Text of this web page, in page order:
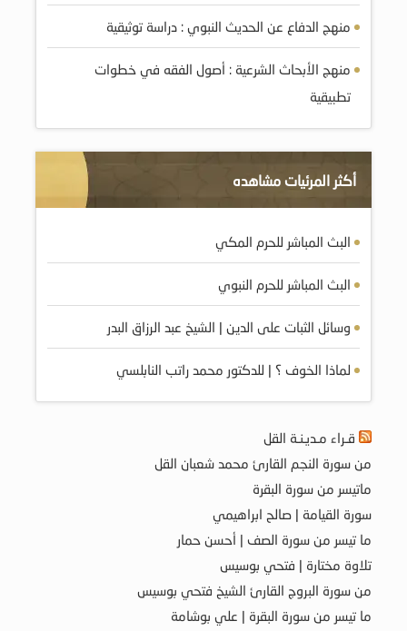
منهج الدفاع عن الحديث النبوي : دراسة توثيقية
منهج الأبحاث الشرعية : أصول الفقه في خطوات
تطبيقية
أكثر المرئيات مشاهده
البث المباشر للحرم المكي
البث المباشر للحرم النبوي
وسائل الثبات على الدين | الشيخ عبد الرزاق البدر
لماذا الخوف ؟ | للدكتور محمد راتب النابلسي
قـراء مـديـنـة القل
من سورة النجم القارئ محمد شعبان القل
ماتيسر من سورة البقرة
سورة القيامة | صالح ابراهيمي
ما تيسر من سورة الصف | أحسن حمار
تلاوة مختارة | فتحي بوسيس
من سورة البروج القارئ الشيخ فتحي بوسيس
ما تيسر من سورة البقرة | علي بوشامة